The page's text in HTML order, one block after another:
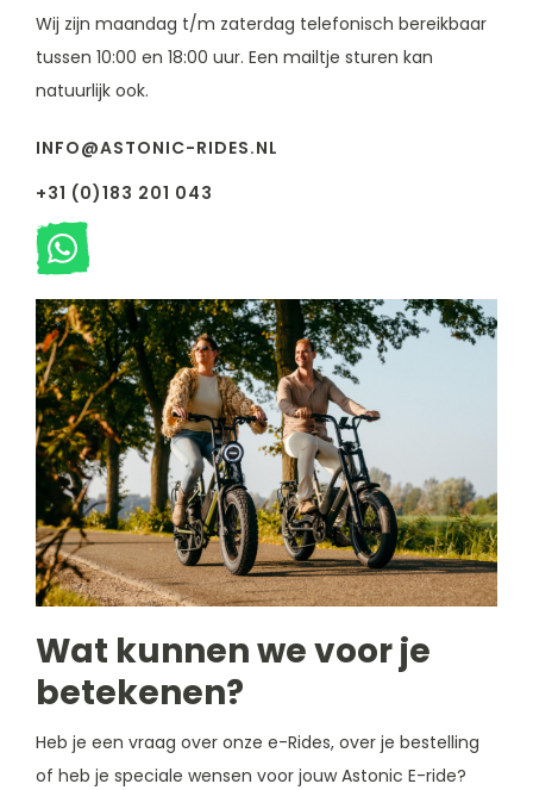
Wij zijn maandag t/m zaterdag telefonisch bereikbaar
tussen 10:00 en 18:00 uur. Een mailtje sturen kan
natuurlijk ook.
INFO@ASTONIC-RIDES.NL
+31 (0)183 201 043
Wat kunnen we voor je
betekenen?
Heb je een vraag over onze e-Rides, over je bestelling
of heb je speciale wensen voor jouw Astonic E-ride?